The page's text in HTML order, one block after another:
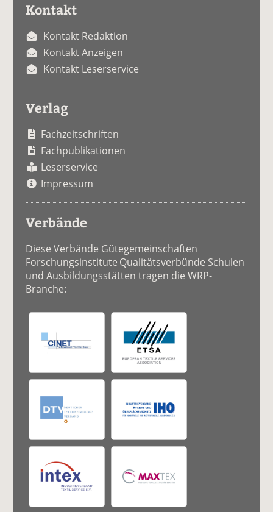
Kontakt
Kontakt Redaktion
Kontakt Anzeigen
Kontakt Leserservice
Verlag
Fachzeitschriften
Fachpublikationen
Leserservice
Impressum
Verbände
Diese Verbände Gütegemeinschaften
Forschungsinstitute Qualitätsverbünde Schulen
und Ausbildungsstätten tragen die WRP-
Branche: